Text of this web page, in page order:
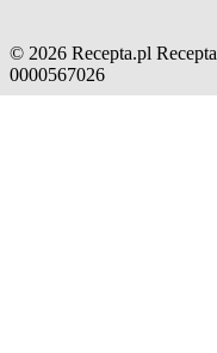
© 2026 Recepta.pl
0000567026